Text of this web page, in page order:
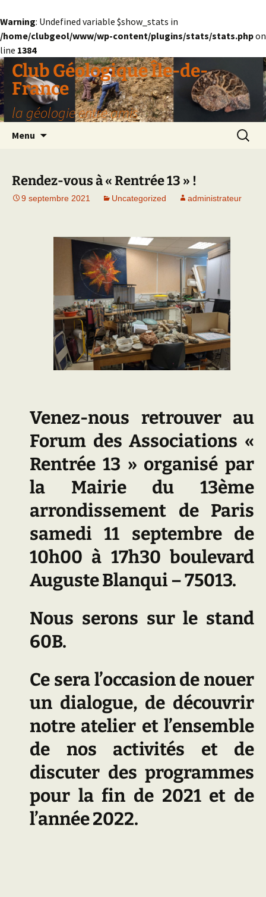
Warning: Undefined variable $show_stats in
/home/clubgeol/www/wp-content/plugins/stats/stats.phpon
line 1384
Aller
au
contenu
Club Géologique Île-de-
France
la géologie entre amis
Menu
Rendez-vous à « Rentrée 13 » !
9 septembre 2021 Uncategorized administrateur
Venez-nous retrouver au
Forum des Associations «
Rentrée 13 » organisé par
la Mairie du 13ème
arrondissement de Paris
samedi 11 septembre de
10h00 à 17h30 boulevard
Auguste Blanqui – 75013.
Nous serons sur le stand
60B.
Ce sera l’occasion de nouer
un dialogue, de découvrir
notre atelier et l’ensemble
de nos activités et de
discuter des programmes
pour la fin de 2021 et de
l’année 2022.